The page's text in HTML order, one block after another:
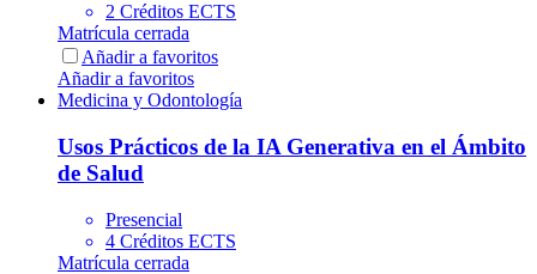
2 Créditos ECTS
Matrícula cerrada
Añadir a favoritos
Añadir a favoritos
Medicina y Odontología
Usos Prácticos de la IA Generativa en el Ámbito
de Salud
Presencial
4 Créditos ECTS
Matrícula cerrada